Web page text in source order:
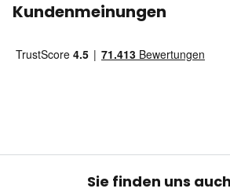
Kundenmeinungen
Sie finden uns